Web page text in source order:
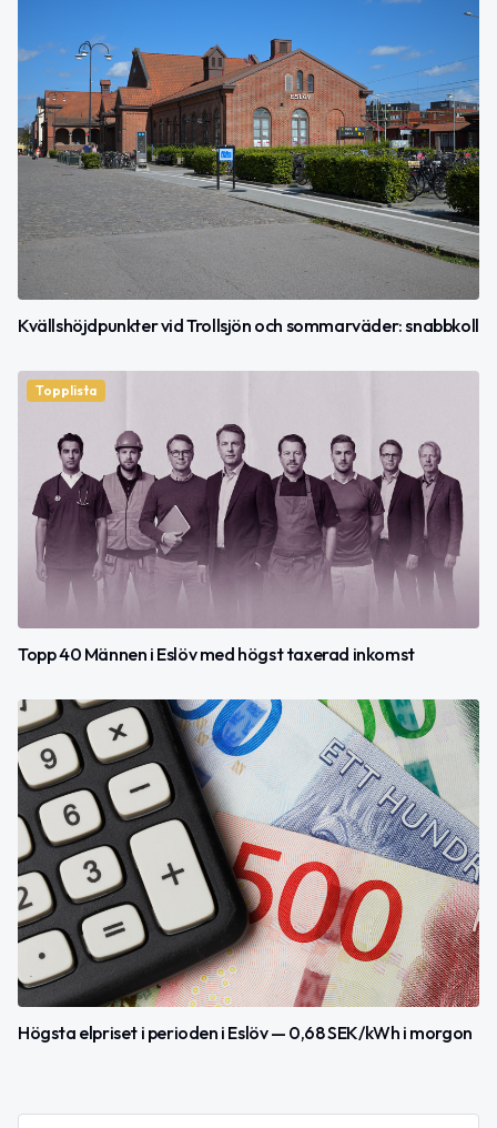
Kvällshöjdpunkter vid Trollsjön och sommarväder: snabbkoll
Topplista
Topp 40 Männen i Eslöv med högst taxerad inkomst
Högsta elpriset i perioden i Eslöv — 0,68 SEK/kWh i morgon